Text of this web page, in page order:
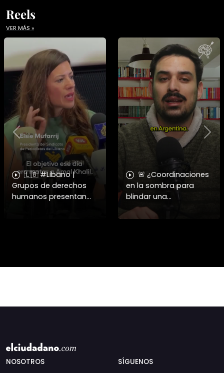
Reels
VER MÁS »
🇱🇧 #Libano |
Grupos de derechos
humanos presentan
🚨 ¿Coordinaciones
en la sombra para
blindar una
candidatura
presidencial? Nuevos
Previous
NOSOTROS SÍGUENOS